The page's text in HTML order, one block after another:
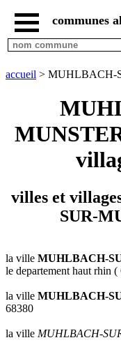
accueil
villes
rhin
commencant
D F
I J K L M
N
T
haut
H
I J K L M
N
V
W
communes
accueil > MUHLBACH-
villes et
SUR-
la ville MUHLBACH-
le departement haut rhin (
la ville MUHLBACH-
68380
la ville MUHLBACH-